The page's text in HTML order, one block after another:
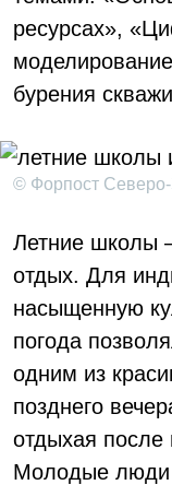
ресурсах»,
бурения
© Форпост
Летние школы
отдых. Для
насыщенную
погода
одним из
позднего
отдыхая после
Молодые люди